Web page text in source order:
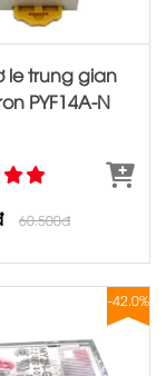
le trung gian
PYF14A‐N
60.500đ
-42.0%